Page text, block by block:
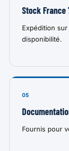
Stock France
Expédition
disponibilité.
05
Fournis pour